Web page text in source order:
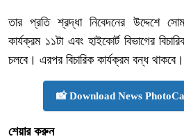
তার প্রতি শ্রদ্ধা নিবেদনের উদ্দেশে
কার্যক্রম ১১টা এবং হাইকোর্ট বিভাগের
চলবে। এরপর বিচারিক কার্যক্রম বন্ধ থাকবে।
📸 Download News
শেয়ার করুন